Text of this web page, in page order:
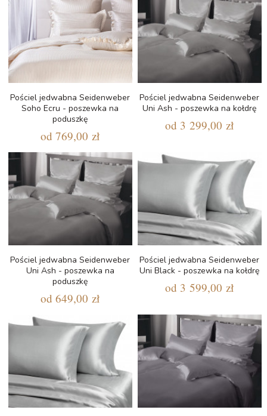
Pościel jedwabna Seidenweber
Soho Ecru - poszewka na
poduszkę
od 769,00 zł
Pościel jedwabna Seidenweber
Uni Ash - poszewka na kołdrę
od 3 299,00 zł
Pościel jedwabna Seidenweber
Uni Ash - poszewka na
poduszkę
od 649,00 zł
Pościel jedwabna Seidenweber
Uni Black - poszewka na kołdrę
od 3 599,00 zł